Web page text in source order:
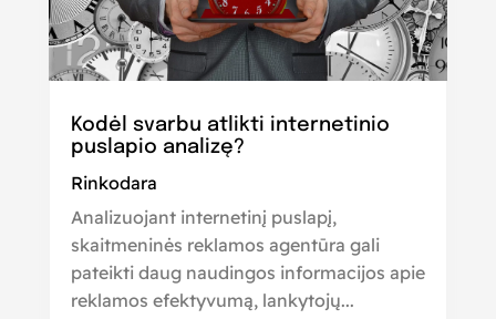
Kodėl svarbu atlikti internetinio
puslapio analizę?
Rinkodara
Analizuojant internetinį puslapį,
skaitmeninės reklamos agentūra gali
pateikti daug naudingos informacijos apie
reklamos efektyvumą, lankytojų...